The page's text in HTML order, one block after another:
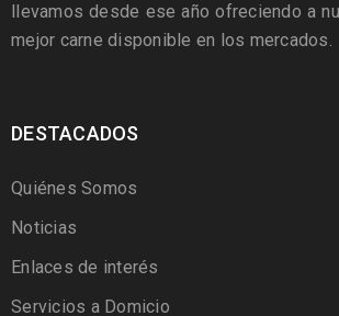
llevamos desde ese año ofreciendo a
mejor carne disponible en los mercados.
DESTACADOS
Quiénes Somos
Noticias
Enlaces de interés
Servicios a Domicio